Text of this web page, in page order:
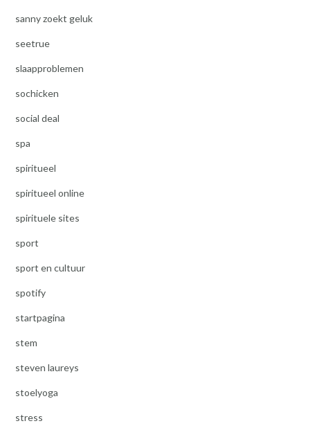
sanny zoekt geluk
seetrue
slaapproblemen
sochicken
social deal
spa
spiritueel
spiritueel online
spirituele sites
sport
sport en cultuur
spotify
startpagina
stem
steven laureys
stoelyoga
stress